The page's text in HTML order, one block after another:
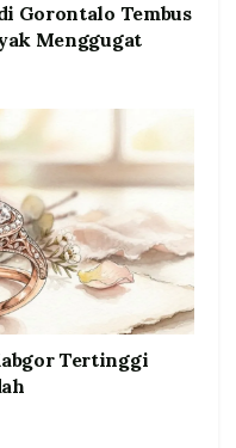
Gorontalo Tembus
Menggugat
Tertinggi